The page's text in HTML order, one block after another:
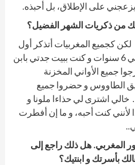
على الإطلاق، بل أحبذه.
من ذكريات الشهر الفضيل؟
لكن كجميع المغربيات أتذكر أول
يوم صمت فيه، كان سني 6 سنوات و كنت ببيت جدتي بابن
جميع الأواني المخزنة
الطاووس و حضروا جميع
خالي اشترى لي حذاءا ملونا و
كنت أحبه، و ما إن أفطرت
المغربي. هل ذلك راجع إلى
بأسرتك و ابنتيك؟